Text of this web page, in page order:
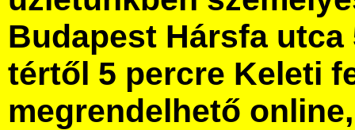
Budapest Hársfa utca
tértől 5 percre Keleti
megrendelhető